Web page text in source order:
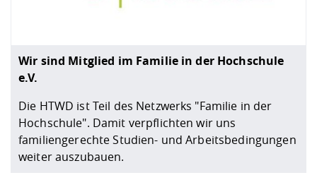
Wir sind Mitglied im Familie in der Hochschule
e.V.
Die HTWD ist Teil des Netzwerks "Familie in der
Hochschule". Damit verpflichten wir uns
familiengerechte Studien- und Arbeitsbedingungen
weiter auszubauen.